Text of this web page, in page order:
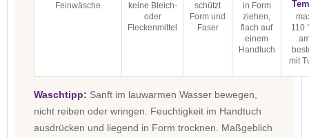
Feinwäsche
keine Bleich-
oder
Fleckenmittel
schützt
Form und
Faser
in Form
ziehen,
flach auf
einem
Handtuch
110
mit
Waschtipp: Sanft im lauwarmen Wasser bewegen,
nicht reiben oder wringen. Feuchtigkeit im Handtuch
ausdrücken und liegend in Form trocknen. Maßgeblich